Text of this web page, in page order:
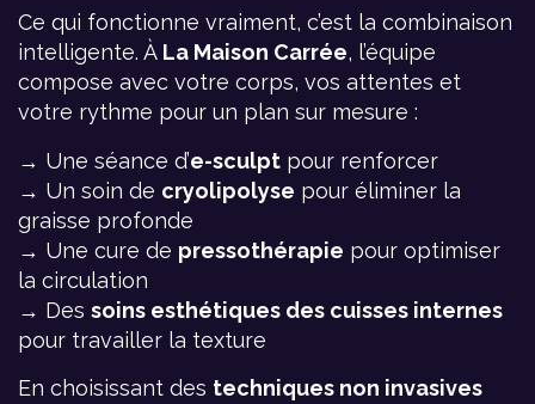
Ce qui fonctionne vraiment, c’est la combinaison
intelligente. À La Maison Carrée, l’équipe
compose avec votre corps, vos attentes et
votre rythme pour un plan sur mesure :
→ Une séance d’e-sculpt pour renforcer
→ Un soin de cryolipolyse pour éliminer la
graisse profonde
→ Une cure de pressothérapie pour optimiser
la circulation
→ Des soins esthétiques des cuisses internes
pour travailler la texture
En choisissant des techniques non invasives